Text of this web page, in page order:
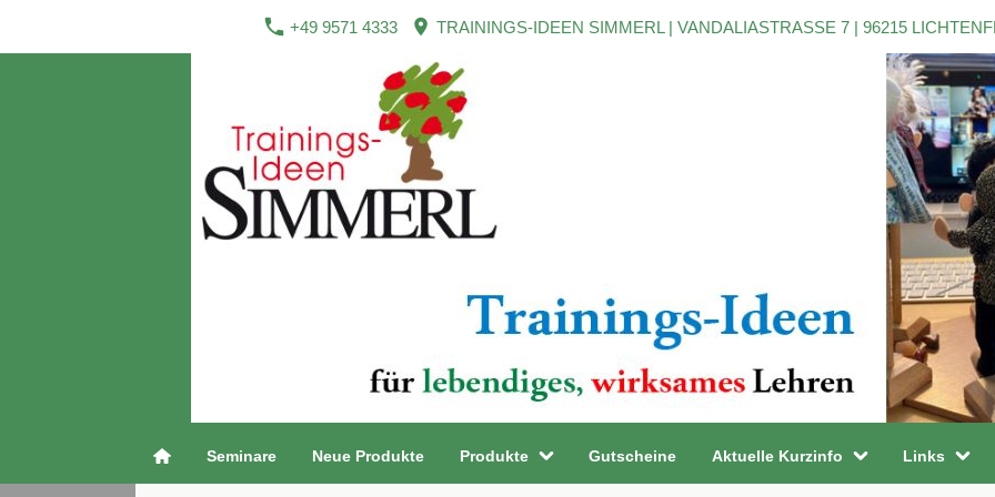
+49 9571 4333 TRAININGS-IDEEN SIMMERL | VANDALIASTRASSE 7 | 96215
Seminare Neue Produkte Produkte Gutscheine Aktuelle Kurzinfo Links